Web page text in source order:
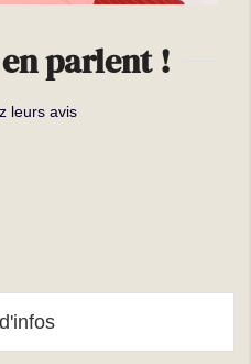
parlent !
leurs avis